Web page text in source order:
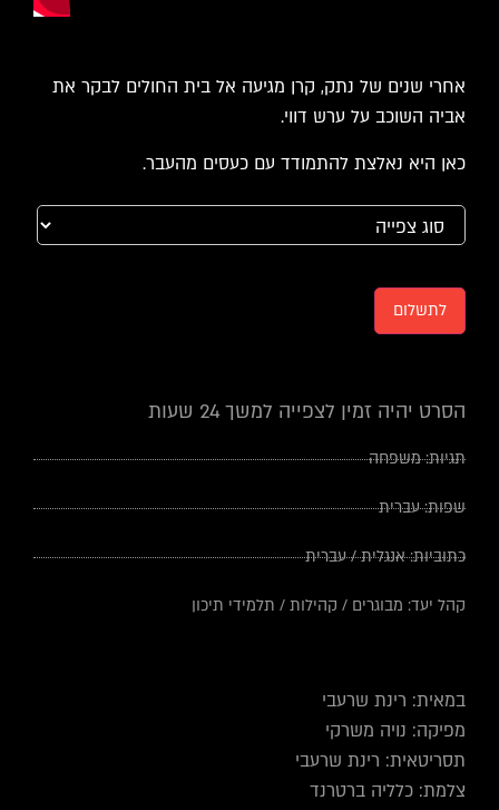
אחרי שנים של נתק, קרן מגיעה אל בית החולים לבקר את
אביה השוכב על ערש דווי.
כאן היא נאלצת להתמודד עם כעסים מהעבר.
לתשלום
הסרט יהיה זמין לצפייה למשך 24 שעות
תגיות:משפחה
שפות:עברית
כתוביות:אנגלית/עברית
קהל יעד: מבוגרים / קהילות / תלמידי תיכון
במאית: רינת שרעבי
מפיקה: נויה משרקי
תסריטאית: רינת שרעבי
צלמת: כלליה ברטרנד